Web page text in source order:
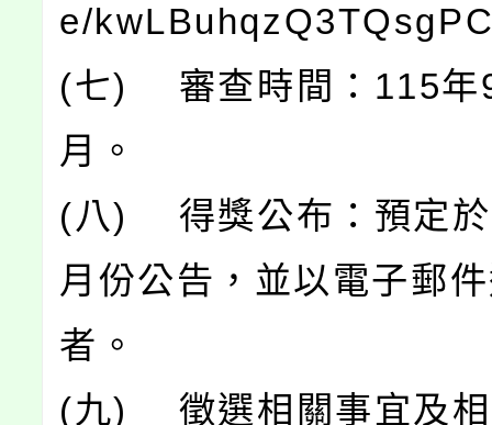
e/
(七) 審查時間：115年
月。
(八) 得獎公布：預定
月份公告，並以電子郵
者。
(九) 徵選相關事宜及相